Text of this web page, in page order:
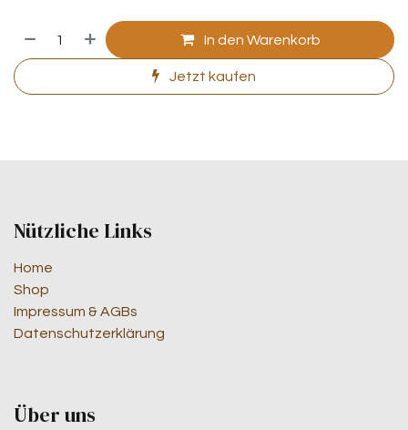
In den Warenkorb
Jetzt kaufen
Nützliche Links
Home
Shop
Impressum & AGBs
Datenschutzerklärung
Über uns